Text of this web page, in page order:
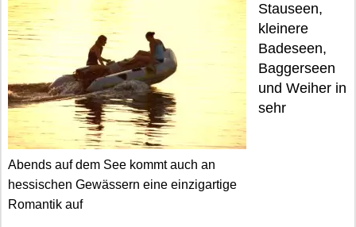
Abends auf dem See kommt auch an
hessischen Gewässern eine einzigartige
Romantik auf
Stauseen,
kleinere
Badeseen,
Baggerseen
und Weiher in
sehr